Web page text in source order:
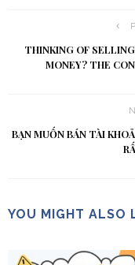
THINKING OF
MONEY? THE
BẠN MUỐN BÁN TÀI
YOU MIGHT ALSO